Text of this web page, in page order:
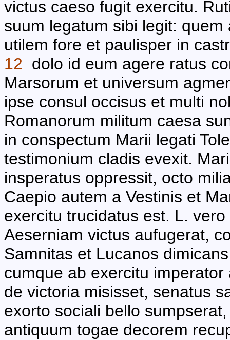
victus caeso fugit exercitu.
suum legatum sibi legit:
utilem fore et paulisper in
12 dolo id eum agere ratus
Marsorum et universum
ipse consul occisus et multi
Romanorum militum caesa
in conspectum Marii legati
testimonium cladis evexit.
insperatus oppressit, octo
Caepio autem a Vestinis et
exercitu trucidatus est. L.
Aeserniam victus aufugerat,
Samnitas et Lucanos
cumque ab exercitu
de victoria misisset, senatus
exorto sociali bello
antiquum togae decorem